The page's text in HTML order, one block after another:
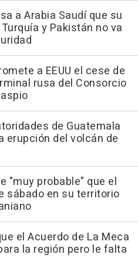
a Arabia Saudí que su
y Pakistán no va
a EEUU el cese de
rusa del Consorcio
de Guatemala
erupción del volcán de
"muy probable" que el
sábado en su territorio
el Acuerdo de La Meca
la región pero le falta